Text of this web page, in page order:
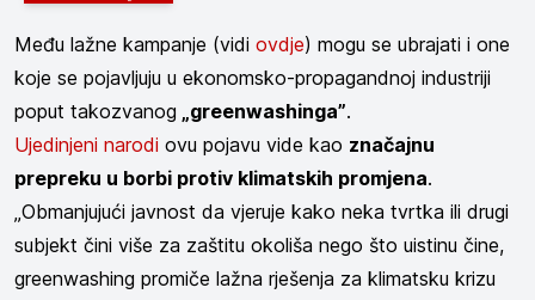
Među lažne kampanje (vidi ovdje) mogu se ubrajati i one
koje se pojavljuju u ekonomsko-propagandnoj industriji
poput takozvanog „greenwashinga”.
Ujedinjeni narodi ovu pojavu vide kao značajnu
prepreku u borbi protiv klimatskih promjena.
„Obmanjujući javnost da vjeruje kako neka tvrtka ili drugi
subjekt čini više za zaštitu okoliša nego što uistinu čine,
greenwashing promiče lažna rješenja za klimatsku krizu